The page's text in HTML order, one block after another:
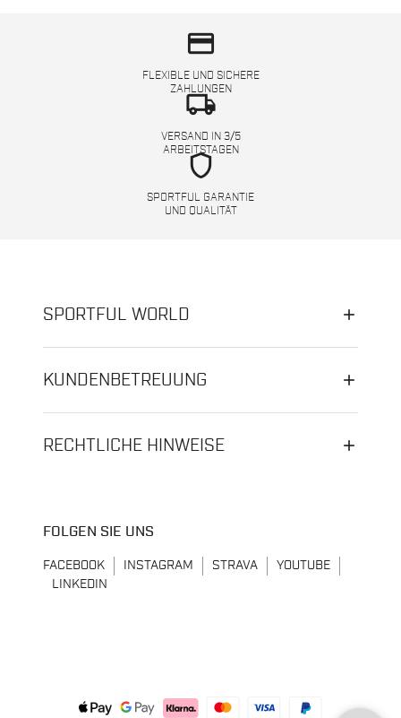
credit_card
FLEXIBLE UND SICHERE
ZAHLUNGEN
local_shipping
VERSAND IN 3/5
ARBEITSTAGEN
shield
SPORTFUL GARANTIE
UND QUALITÄT
SPORTFUL WORLD
KUNDENBETREUUNG
RECHTLICHE HINWEISE
FOLGEN SIE UNS
FACEBOOK INSTAGRAM STRAVA
YOUTUBE
LINKEDIN